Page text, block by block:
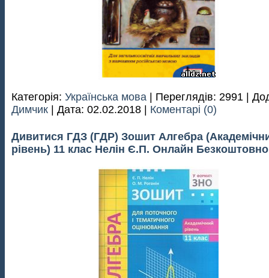
Категорія: Українська мова | Переглядів: 2991 |
Димчик | Дата: 02.02.2018 Коментарі (0)
Дивитися ГДЗ (ГДР) Зошит Алгебра
рівень) 11 клас Нелін Є.П. Онлайн Безкоштовно